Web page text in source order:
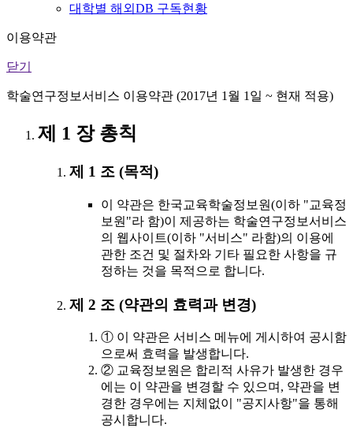
대학별 해외DB 구독현황
이용약관
닫기
학술연구정보서비스 이용약관 (2017년 1월 1일 ~ 현재 적용)
제 1 장 총칙
제 1 조 (목적)
이 약관은 한국교육학술정보원(이하 "교육정
보원"라 함)이 제공하는 학술연구정보서비스
의 웹사이트(이하 "서비스" 라함)의 이용에
관한 조건 및 절차와 기타 필요한 사항을 규
정하는 것을 목적으로 합니다.
제 2 조 (약관의 효력과 변경)
① 이 약관은 서비스 메뉴에 게시하여 공시함
으로써 효력을 발생합니다.
② 교육정보원은 합리적 사유가 발생한 경우
에는 이 약관을 변경할 수 있으며, 약관을 변
경한 경우에는 지체없이 "공지사항"을 통해
공시합니다.